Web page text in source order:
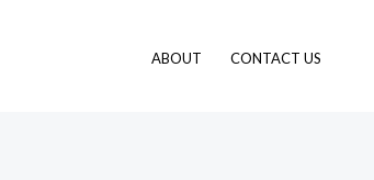
ABOUT CONTACT US